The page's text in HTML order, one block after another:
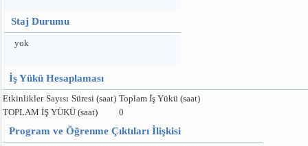
Staj Durumu
yok
İş Yükü Hesaplaması
Etkinlikler Sayısı Süresi (saat) Toplam İş Yükü (saat)
TOPLAM İŞ YÜKÜ (saat)
0
Program ve Öğrenme Çıktıları İlişkisi